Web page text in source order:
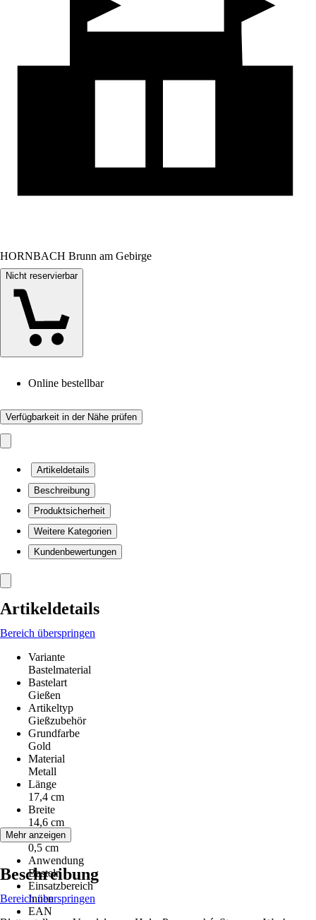
HORNBACH Brunn am Gebirge
Nicht reservierbar
Online bestellbar
Verfügbarkeit in der Nähe prüfen
Artikeldetails
Beschreibung
Produktsicherheit
Weitere Kategorien
Kundenbewertungen
Artikeldetails
Bereich überspringen
Variante
Bastelmaterial
Bastelart
Gießen
Artikeltyp
Gießzubehör
Grundfarbe
Gold
Material
Metall
Länge
17,4 cm
Breite
14,6 cm
Höhe
0,5 cm
Anwendung
Basteln
Einsatzbereich
Innen
EAN
Mehr anzeigen
Beschreibung
Bereich überspringen